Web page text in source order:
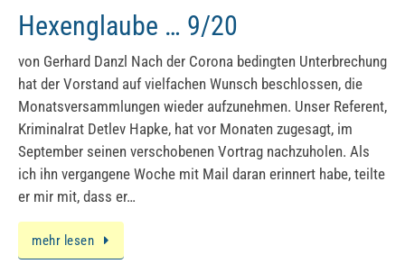
Hexenglaube … 9/20
von Gerhard Danzl Nach der Corona bedingten Unterbrechung
hat der Vorstand auf vielfachen Wunsch beschlossen, die
Monatsversammlungen wieder aufzunehmen. Unser Referent,
Kriminalrat Detlev Hapke, hat vor Monaten zugesagt, im
September seinen verschobenen Vortrag nachzuholen. Als
ich ihn vergangene Woche mit Mail daran erinnert habe, teilte
er mir mit, dass er…
mehr lesen